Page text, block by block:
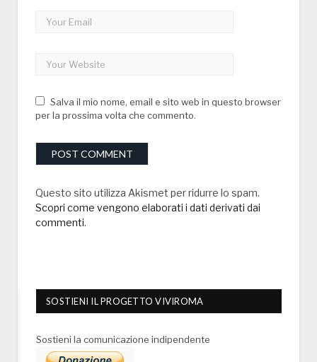
Salva il mio nome, email e sito web in questo browser
per la prossima volta che commento.
Questo sito utilizza Akismet per ridurre lo spam.
Scopri come vengono elaborati i dati derivati dai
commenti.
SOSTIENI IL PROGETTO VIVIROMA
Sostieni la comunicazione indipendente